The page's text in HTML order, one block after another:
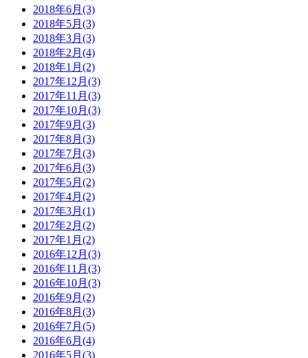
2018年6月(3)
2018年5月(3)
2018年3月(3)
2018年2月(4)
2018年1月(2)
2017年12月(3)
2017年11月(3)
2017年10月(3)
2017年9月(3)
2017年8月(3)
2017年7月(3)
2017年6月(3)
2017年5月(2)
2017年4月(2)
2017年3月(1)
2017年2月(2)
2017年1月(2)
2016年12月(3)
2016年11月(3)
2016年10月(3)
2016年9月(2)
2016年8月(3)
2016年7月(5)
2016年6月(4)
2016年5月(3)